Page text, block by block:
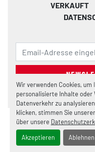
Wir verwenden Cookies,
personalisierte Inhalte oder
Datenverkehr zu
klicken, stimmen Sie
über unsere
Akzeptieren Ablehnen
VERKAUFT
Machinio